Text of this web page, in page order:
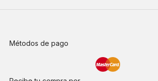
Métodos de pago